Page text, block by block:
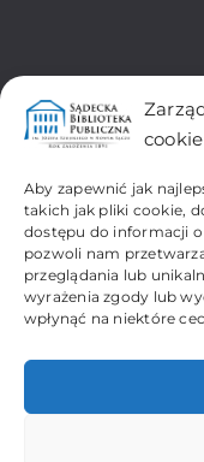
cookie
Aby zapewnić jak
takich jak pliki cookie,
dostępu do informacji
pozwoli nam
przeglądania lub
wyrażenia zgody lub
wpłynąć na niektóre
Oddział dla Dzieci i
Zbiory Regionalne i
Filia Os. Gorzków-
Filia Os.
Filia Os. Millenium
Filia Os. Przydworcowe
Filia Os. Biegonice-